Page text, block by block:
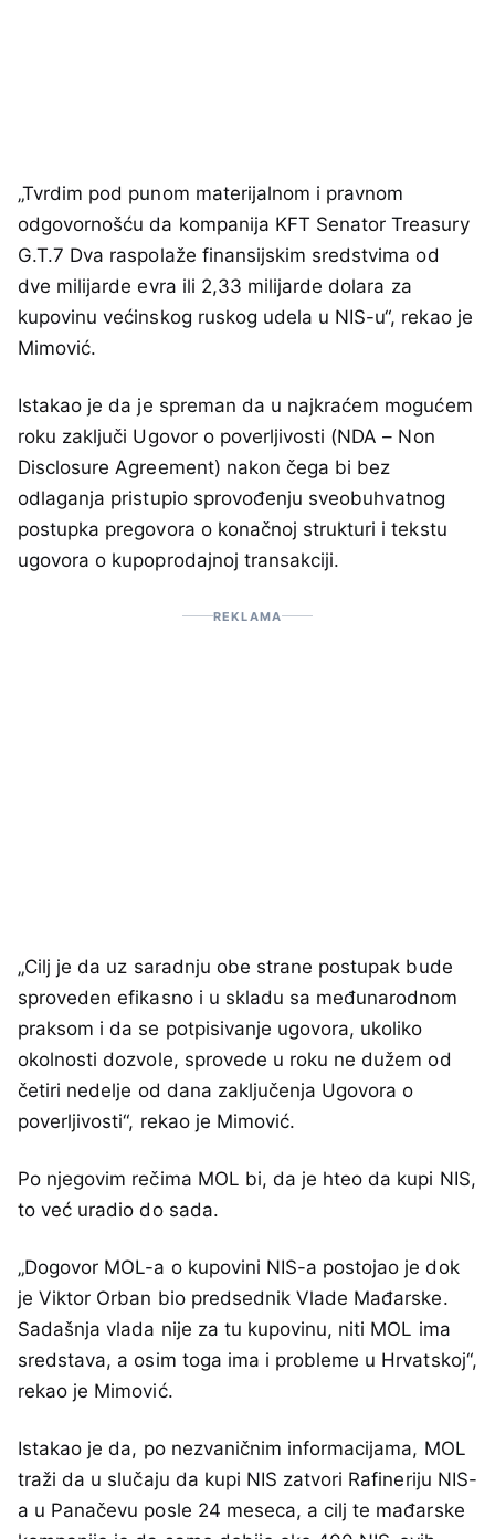
„Tvrdim pod punom materijalnom i pravnom
odgovornošću da kompanija KFT Senator Treasury
G.T.7 Dva raspolaže finansijskim sredstvima od
dve milijarde evra ili 2,33 milijarde dolara za
kupovinu većinskog ruskog udela u NIS-u“, rekao je
Mimović.
Istakao je da je spreman da u najkraćem mogućem
roku zaključi Ugovor o poverljivosti (NDA – Non
Disclosure Agreement) nakon čega bi bez
odlaganja pristupio sprovođenju sveobuhvatnog
postupka pregovora o konačnoj strukturi i tekstu
ugovora o kupoprodajnoj transakciji.
REKLAMA
„Cilj je da uz saradnju obe strane postupak bude
sproveden efikasno i u skladu sa međunarodnom
praksom i da se potpisivanje ugovora, ukoliko
okolnosti dozvole, sprovede u roku ne dužem od
četiri nedelje od dana zaključenja Ugovora o
poverljivosti“, rekao je Mimović.
Po njegovim rečima MOL bi, da je hteo da kupi NIS,
to već uradio do sada.
„Dogovor MOL-a o kupovini NIS-a postojao je dok
je Viktor Orban bio predsednik Vlade Mađarske.
Sadašnja vlada nije za tu kupovinu, niti MOL ima
sredstava, a osim toga ima i probleme u Hrvatskoj“,
rekao je Mimović.
Istakao je da, po nezvaničnim informacijama, MOL
traži da u slučaju da kupi NIS zatvori Rafineriju NIS-
a u Panačevu posle 24 meseca, a cilj te mađarske